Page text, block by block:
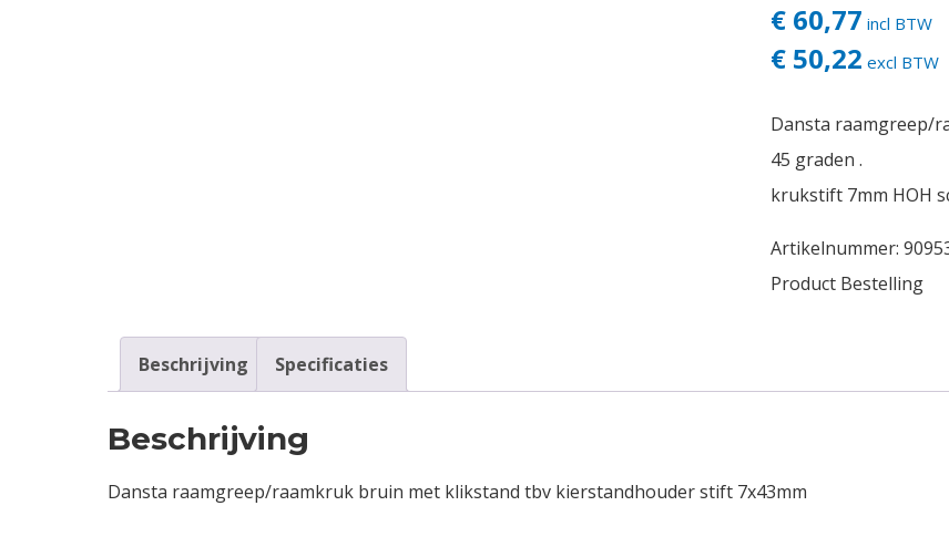
€ 60,77 incl BTW
€ 50,22 excl BTW
Dansta raamgreep/
45 graden .
krukstift 7mm HOH
Artikelnummer:
Product Bestelling
Beschrijving Specificaties
Beschrijving
Dansta raamgreep/raamkruk bruin met klikstand tbv kierstandhouder stift 7x43mm